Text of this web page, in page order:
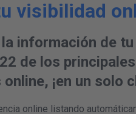
visibilidad
información de
de los principales
¡en un solo
online listando